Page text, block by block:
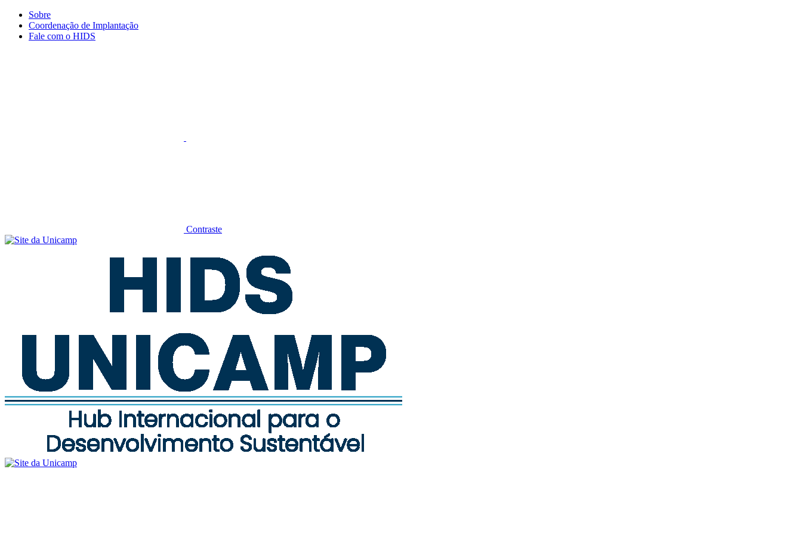
Conteúdo principal
Sobre
Coordenação de Implantação
Fale com o HIDS
Contraste